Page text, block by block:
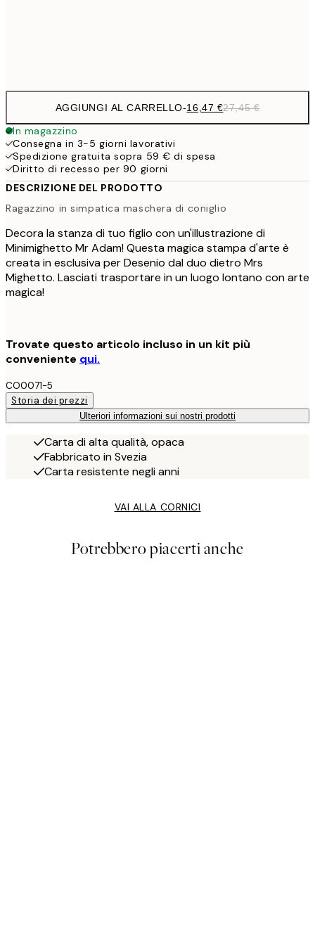
AGGIUNGI AL CARRELLO-16,47 €27,45 €
In magazzino
Consegna in 3-5 giorni lavorativi
Spedizione gratuita sopra 59 € di spesa
Diritto di recesso per 90 giorni
DESCRIZIONE DEL PRODOTTO
Ragazzino in simpatica maschera di coniglio
Decora la stanza di tuo figlio con un'illustrazione di
Minimighetto Mr Adam! Questa magica stampa d'arte è
creata in esclusiva per Desenio dal duo dietro Mrs
Mighetto. Lasciati trasportare in un luogo lontano con arte
magica!
Trovate questo articolo incluso in un kit più
conveniente qui.
CO0071-5
Storia dei prezzi
Ulteriori informazioni sui nostri prodotti
Carta di alta qualità, opaca
Fabbricato in Svezia
Carta resistente negli anni
VAI ALLA CORNICI
Potrebbero piacerti anche